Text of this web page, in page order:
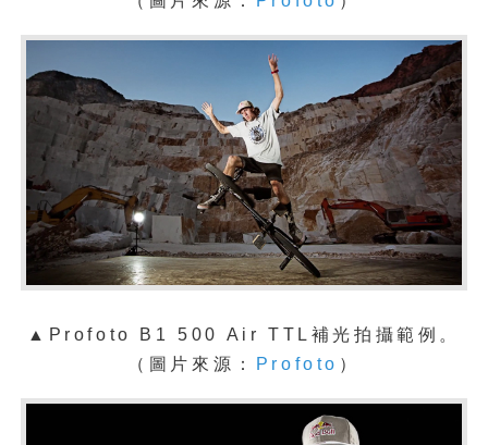
▲ Profoto B1 500 Air TTL補光拍攝範例。
（圖片來源：
Profoto ）